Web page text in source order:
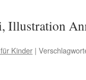
Illustration
Kinder |